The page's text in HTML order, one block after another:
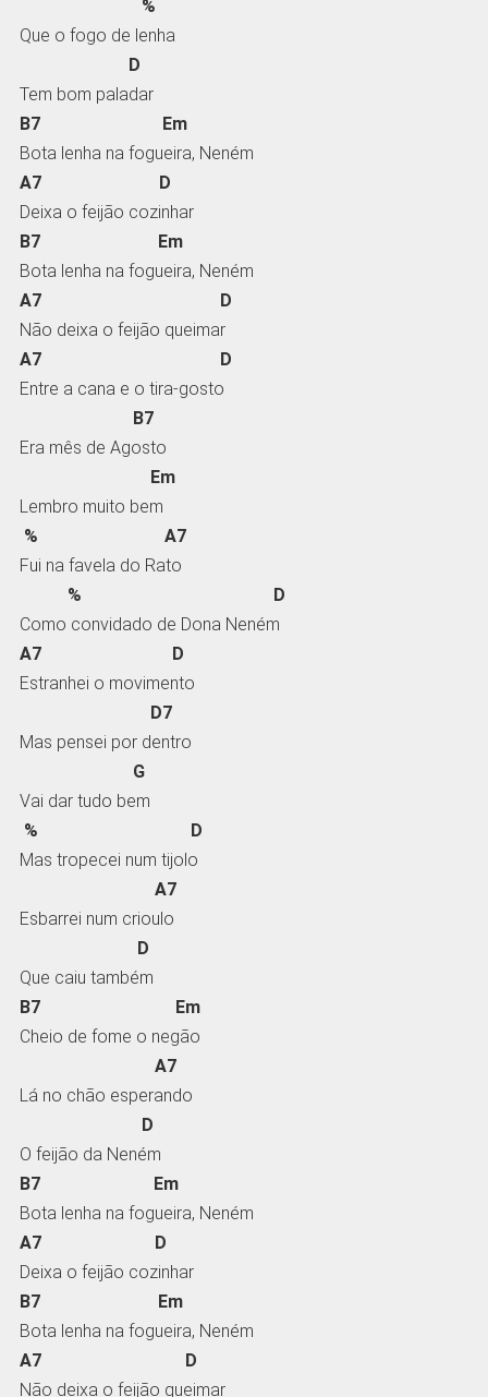
%
Que o fogo de lenha
D
Tem bom paladar
B7 Em
Bota lenha na fogueira, Neném
A7 D
Deixa o feijão cozinhar
B7 Em
Bota lenha na fogueira, Neném
A7 D
Não deixa o feijão queimar
A7 D
Entre a cana e o tira-gosto
B7
Era mês de Agosto
Em
Lembro muito bem
% A7
Fui na favela do Rato
% D
Como convidado de Dona Neném
A7 D
Estranhei o movimento
D7
Mas pensei por dentro
G
Vai dar tudo bem
% D
Mas tropecei num tijolo
A7
Esbarrei num crioulo
D
Que caiu também
B7 Em
Cheio de fome o negão
A7
Lá no chão esperando
D
O feijão da Neném
B7 Em
Bota lenha na fogueira, Neném
A7 D
Deixa o feijão cozinhar
B7 Em
Bota lenha na fogueira, Neném
A7 D
Não deixa o feijão queimar